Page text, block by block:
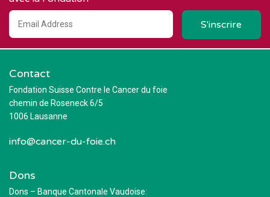
Contact
Fondation Suisse Contre le Cancer du foie
chemin de Roseneck 6/5
1006 Lausanne
info@cancer-du-foie.ch
Dons
Dons – Banque Cantonale Vaudoise: